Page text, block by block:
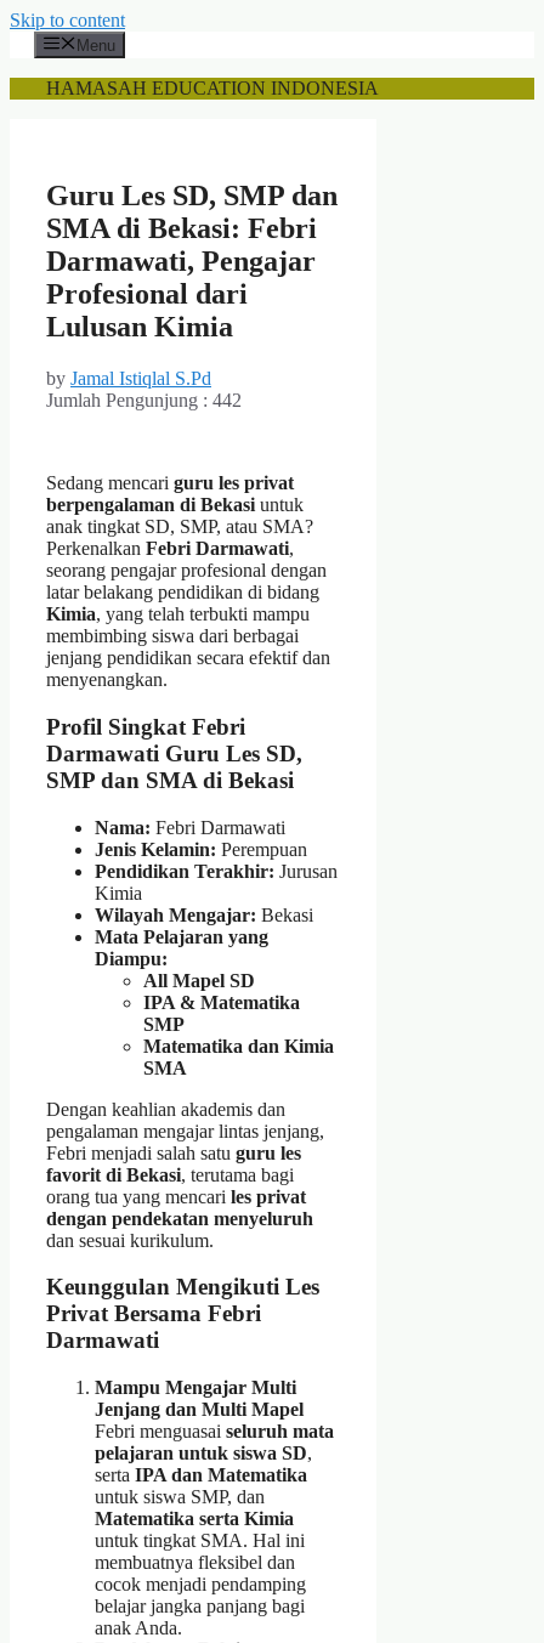
Skip to content
Menu
HAMASAH EDUCATION INDONESIA
Guru Les SD, SMP dan
SMA di Bekasi: Febri
Darmawati, Pengajar
Profesional dari
Lulusan Kimia
by Jamal Istiqlal S.Pd
Jumlah Pengunjung : 442
Sedang mencari guru les privat
berpengalaman di Bekasi untuk
anak tingkat SD, SMP, atau SMA?
Perkenalkan Febri Darmawati,
seorang pengajar profesional dengan
latar belakang pendidikan di bidang
Kimia, yang telah terbukti mampu
membimbing siswa dari berbagai
jenjang pendidikan secara efektif dan
menyenangkan.
Profil Singkat Febri
Darmawati Guru Les SD,
SMP dan SMA di Bekasi
Nama: Febri Darmawati
Jenis Kelamin: Perempuan
Pendidikan Terakhir: Jurusan
Kimia
Wilayah Mengajar: Bekasi
Mata Pelajaran yang
Diampu:
All Mapel SD
IPA & Matematika
SMP
Matematika dan Kimia
SMA
Dengan keahlian akademis dan
pengalaman mengajar lintas jenjang,
Febri menjadi salah satu guru les
favorit di Bekasi, terutama bagi
orang tua yang mencari les privat
dengan pendekatan menyeluruh
dan sesuai kurikulum.
Keunggulan Mengikuti Les
Privat Bersama Febri
Darmawati
Mampu Mengajar Multi
Jenjang dan Multi Mapel
Febri menguasai seluruh mata
pelajaran untuk siswa SD,
serta IPA dan Matematika
untuk siswa SMP, dan
Matematika serta Kimia
untuk tingkat SMA. Hal ini
membuatnya fleksibel dan
cocok menjadi pendamping
belajar jangka panjang bagi
anak Anda.